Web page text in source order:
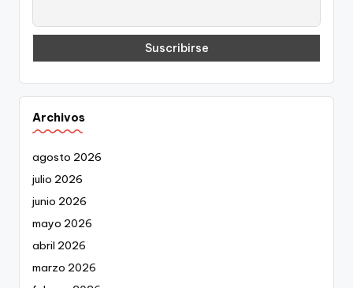
Archivos
agosto 2026
julio 2026
junio 2026
mayo 2026
abril 2026
marzo 2026